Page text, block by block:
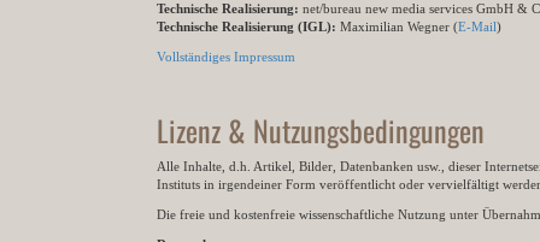
Technische Realisierung: net/bureau new media services GmbH &
Technische Realisierung (IGL): Maximilian Wegner (E-Mail)
Vollständiges Impressum
Lizenz & Nutzungsbedingungen
Alle Inhalte, d.h. Artikel, Bilder, Datenbanken usw., dieser
Instituts in irgendeiner Form veröffentlicht oder vervielfältigt
Die freie und kostenfreie wissenschaftliche Nutzung unter